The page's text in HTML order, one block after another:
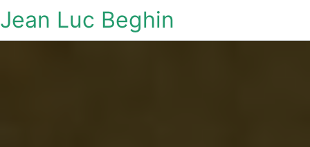
Jean Luc Beghin